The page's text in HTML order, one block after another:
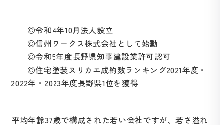
◎令和4年10月法人設立
◎信州ワークス株式会社として始動
◎令和5年度長野県知事建設業許可認可
◎住宅塗装ヌリカエ成約数ランキング2021年度・
2022年・2023年度長野県1位を獲得
平均年齢37歳で構成された若い会社ですが、若さ溢れ